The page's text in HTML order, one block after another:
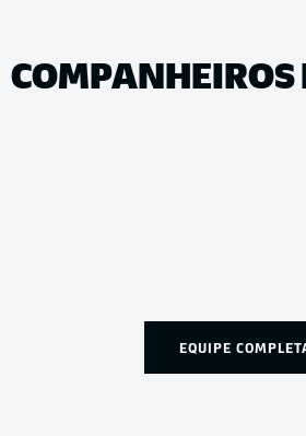
COMPANHEIROS
EQUIPE